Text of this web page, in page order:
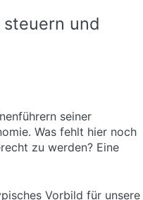
und
seiner
Was fehlt hier noch
zu werden? Eine
Vorbild für unsere